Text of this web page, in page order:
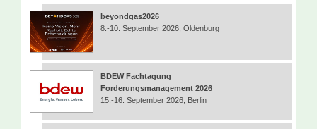
beyondgas2026
8.-10. September 2026, Oldenburg
BDEW Fachtagung
Forderungsmanagement 2026
15.-16. September 2026, Berlin